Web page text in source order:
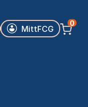
MittFCG
0